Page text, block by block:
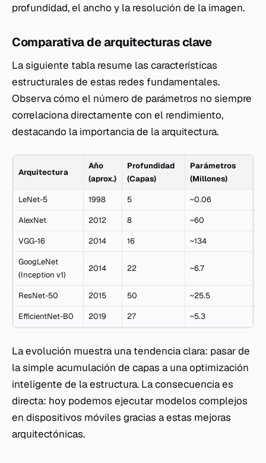
profundidad, el ancho y la resolución de la imagen.
Comparativa de arquitecturas clave
La siguiente tabla resume las características
estructurales de estas redes fundamentales.
Observa cómo el número de parámetros no siempre
correlaciona directamente con el rendimiento,
destacando la importancia de la arquitectura.
Arquitectura
Año
(aprox.)
Profundidad
(Capas)
Parámetros
(Millones)
LeNet-5 1998 5 ~0.06
AlexNet 2012 8 ~60
VGG-16 2014 16 ~134
GoogLeNet
(Inception v1)
2014 22 ~6.7
ResNet-50 2015 50 ~25.5
EfficientNet-B0 2019 27 ~5.3
La evolución muestra una tendencia clara: pasar de
la simple acumulación de capas a una optimización
inteligente de la estructura. La consecuencia es
directa: hoy podemos ejecutar modelos complejos
en dispositivos móviles gracias a estas mejoras
arquitectónicas.